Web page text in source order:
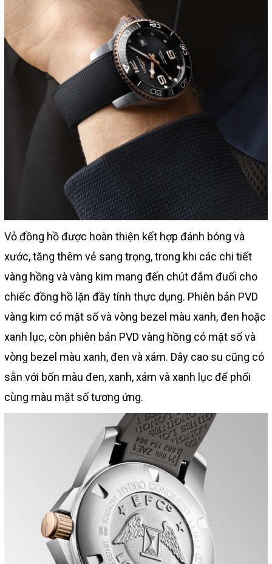
Vỏ đồng hồ được hoàn thiện kết hợp đánh bóng và
xước, tăng thêm vẻ sang trọng, trong khi các chi tiết
vàng hồng và vàng kim mang đến chút đắm đuối cho
chiếc đồng hồ lặn đầy tính thực dụng. Phiên bản PVD
vàng kim có mặt số và vòng bezel màu xanh, đen hoặc
xanh lục, còn phiên bản PVD vàng hồng có mặt số và
vòng bezel màu xanh, đen và xám. Dây cao su cũng có
sẵn với bốn màu đen, xanh, xám và xanh lục để phối
cùng màu mặt số tương ứng.